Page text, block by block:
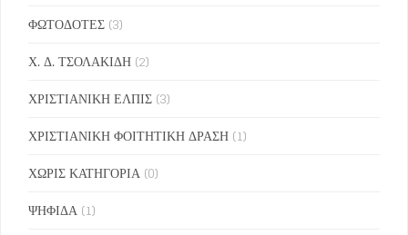
ΦΩΤΟΔΟΤΕΣ (3)
Χ. Δ. ΤΣΟΛΑΚΙΔΗ (2)
ΧΡΙΣΤΙΑΝΙΚΗ ΕΛΠΙΣ (3)
ΧΡΙΣΤΙΑΝΙΚΗ ΦΟΙΤΗΤΙΚΗ ΔΡΑΣΗ (1)
ΧΩΡΙΣ ΚΑΤΗΓΟΡΙΑ (0)
ΨΗΦΙΔΑ (1)